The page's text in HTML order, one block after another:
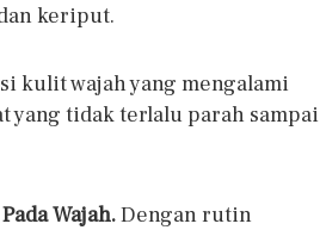
keriput.
kulit wajah yang mengalami
yang tidak terlalu parah sampai
Wajah.Dengan rutin